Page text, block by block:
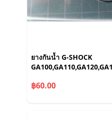
ยางกันน้ำ G-SHOCK
฿60.00